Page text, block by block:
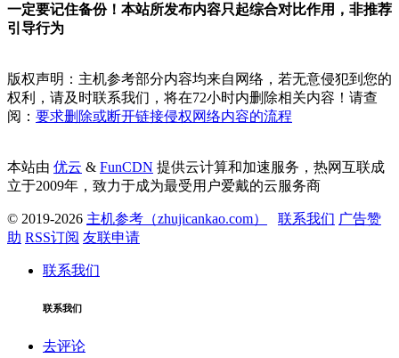
一定要记住备份！本站所发布内容只起综合对比作用，非推荐
引导行为
版权声明：主机参考部分内容均来自网络，若无意侵犯到您的
权利，请及时联系我们，将在72小时内删除相关内容！请查
阅： 要求删除或断开链接侵权网络内容的流程
本站由 优云 & FunCDN 提供云计算和加速服务，热网互联成
立于2009年，致力于成为最受用户爱戴的云服务商
© 2019-2026 主机参考（zhujicankao.com） 联系我们 广告赞
助 RSS订阅 友联申请
联系我们
联系我们
去评论